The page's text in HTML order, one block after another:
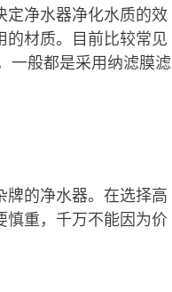
净水器净化水质的效
材质。目前比较常见
一般都是采用纳滤膜滤
的净水器。在选择高
慎重，千万不能因为价